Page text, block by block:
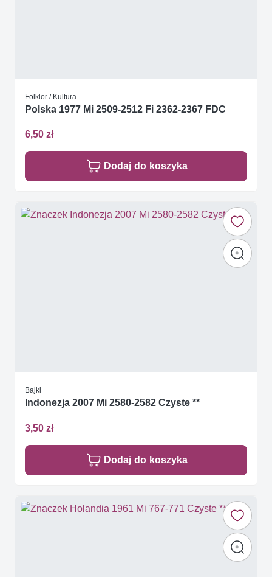
Folklor / Kultura
Polska 1977 Mi 2509-2512 Fi 2362-2367 FDC
6,50 zł
Dodaj do koszyka
Bajki
Indonezja 2007 Mi 2580-2582 Czyste **
3,50 zł
Dodaj do koszyka